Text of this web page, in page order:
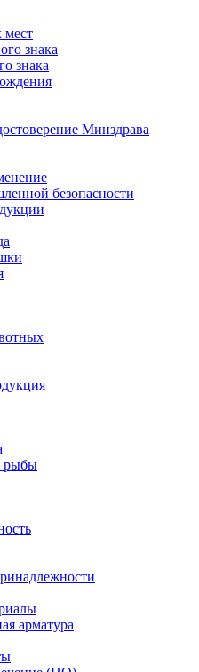
мест
знака
знака
Минздрава
безопасности
рыбы
арматура